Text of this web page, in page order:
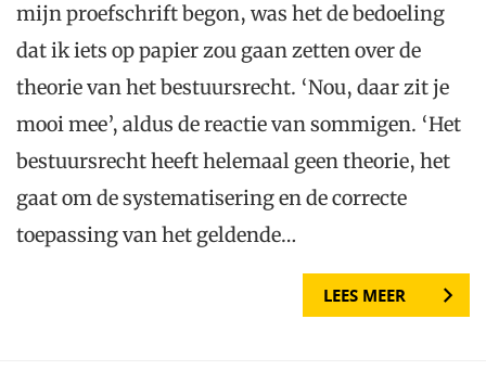
mijn proefschrift begon, was het de bedoeling
dat ik iets op papier zou gaan zetten over de
theorie van het bestuursrecht. ‘Nou, daar zit je
mooi mee’, aldus de reactie van sommigen. ‘Het
bestuursrecht heeft helemaal geen theorie, het
gaat om de systematisering en de correcte
toepassing van het geldende…
LEES MEER